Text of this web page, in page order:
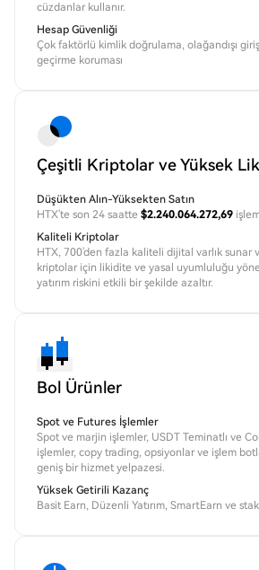
cüzdanlar kullanır.
Hesap Güvenliği
Çok faktörlü kimlik doğrulama, olağandışı
geçirme koruması
Çeşitli Kriptolar ve Yüksek
Düşükten Alın-Yüksekten Satın
HTX'te son 24 saatte $2.240.064.272,69
Kaliteli Kriptolar
HTX, 700'den fazla kaliteli dijital varlık sunar
kriptolar için likidite ve yasal uyumluluğu
yatırım riskini etkili bir şekilde azaltır.
Bol Ürünler
Spot ve Futures İşlemler
Spot ve marjin işlemler, USDT Teminatlı ve
işlemler, copy trading, opsiyonlar ve işlem
geniş bir hizmet yelpazesi.
Yüksek Getirili Kazanç
Basit Earn, Düzenli Yatırım, SmartEarn ve